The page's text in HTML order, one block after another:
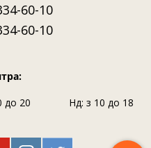
60-10
60-10
до 20
Нд: з 10 до 18